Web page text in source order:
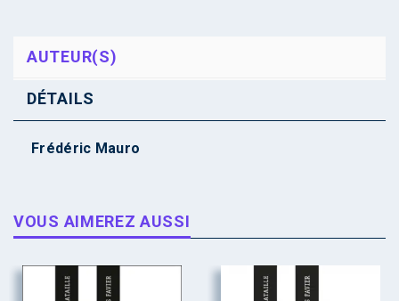
AUTEUR(S)
DÉTAILS
Frédéric Mauro
VOUS AIMEREZ AUSSI